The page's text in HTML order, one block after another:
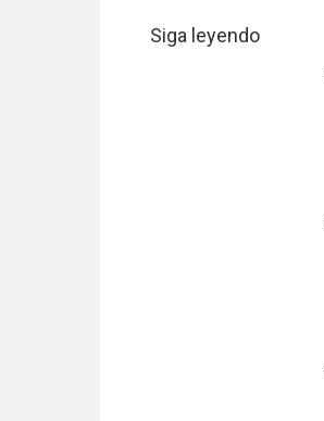
Siga leyendo